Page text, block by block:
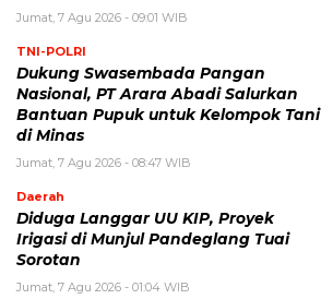
Jumat, 7 Agu 2026 - 09:01 WIB
TNI-POLRI
Dukung Swasembada Pangan
Nasional, PT Arara Abadi Salurkan
Bantuan Pupuk untuk Kelompok Tani
di Minas
Jumat, 7 Agu 2026 - 08:47 WIB
Daerah
Diduga Langgar UU KIP, Proyek
Irigasi di Munjul Pandeglang Tuai
Sorotan
Jumat, 7 Agu 2026 - 01:04 WIB